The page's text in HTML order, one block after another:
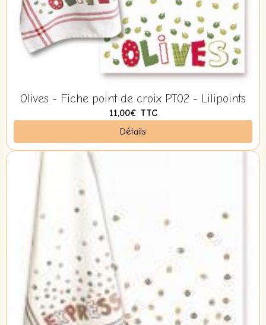
Olives - Fiche point de croix PT02 - Lilipoints
11,00€ TTC
Détails